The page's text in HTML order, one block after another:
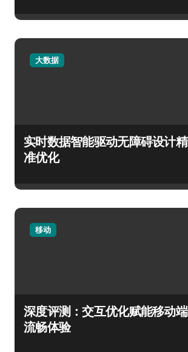
大数据
实时数据智能驱动无障碍设计精
准优化
移动
深度评测：交互优化赋能移动端
流畅体验